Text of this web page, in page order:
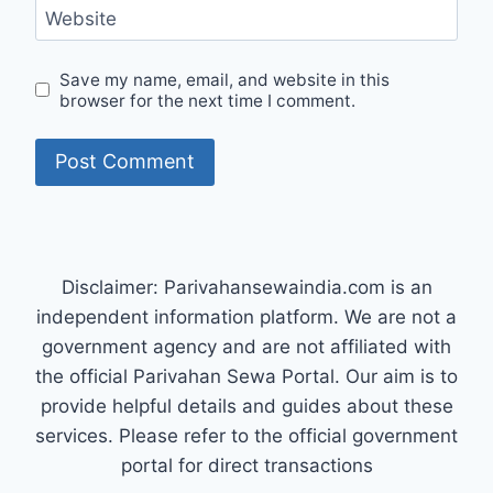
Website
Save my name, email, and website in this
browser for the next time I comment.
Disclaimer: Parivahansewaindia.com is an
independent information platform. We are not a
government agency and are not affiliated with
the official Parivahan Sewa Portal. Our aim is to
provide helpful details and guides about these
services. Please refer to the official government
portal for direct transactions